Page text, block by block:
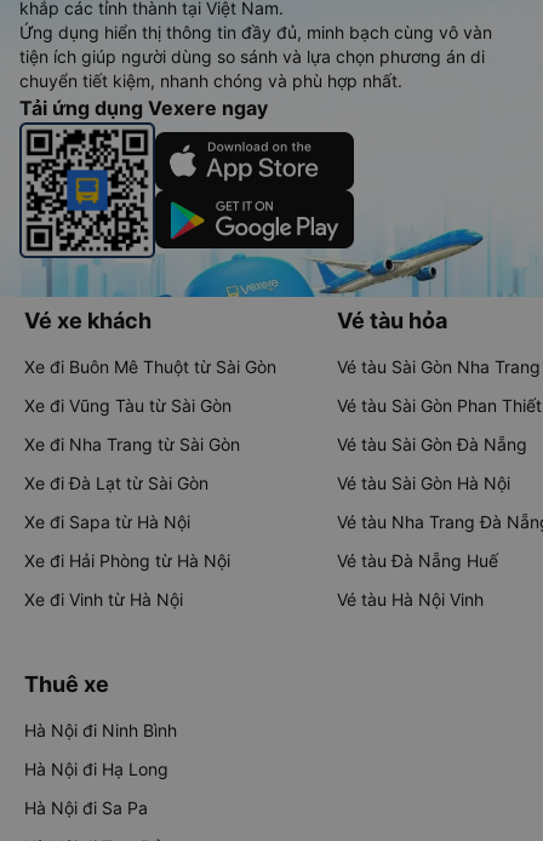
khắp các tỉnh thành tại Việt Nam.
Ứng dụng hiển thị thông tin đầy đủ, minh bạch cùng vô vàn
tiện ích giúp người dùng so sánh và lựa chọn phương án di
chuyển tiết kiệm, nhanh chóng và phù hợp nhất.
Tải ứng dụng Vexere ngay
Vé xe khách
Xe đi Buôn Mê Thuột từ Sài Gòn
Xe đi Vũng Tàu từ Sài Gòn
Xe đi Nha Trang từ Sài Gòn
Xe đi Đà Lạt từ Sài Gòn
Xe đi Sapa từ Hà Nội
Xe đi Hải Phòng từ Hà Nội
Xe đi Vinh từ Hà Nội
Vé tàu hỏa
Vé tàu Sài Gòn Nha Trang
Vé tàu Sài Gòn Phan Thiết
Vé tàu Sài Gòn Đà Nẵng
Vé tàu Sài Gòn Hà Nội
Vé tàu Nha Trang Đà
Vé tàu Đà Nẵng Huế
Vé tàu Hà Nội Vinh
Thuê xe
Hà Nội đi Ninh Bình
Hà Nội đi Hạ Long
Hà Nội đi Sa Pa